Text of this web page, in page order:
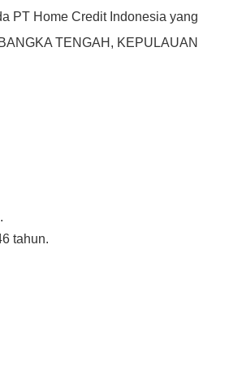
PT Home Credit Indonesia yang
TENGAH, KEPULAUAN
tahun.